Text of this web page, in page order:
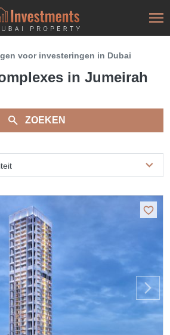
voor investeringen in Dubai
in Jumeirah
ZOEKEN